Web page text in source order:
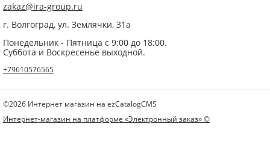
zakaz@ira-group.ru
г. Волгоград, ул. Землячки, 31а
Понедельник - Пятница с 9:00 до 18:00.
Суббота и Воскресенье выходной.
+79610576565
©2026 Интернет магазин на ezCatalogCMS
Интернет-магазин на платформе «Электронный заказ» ©